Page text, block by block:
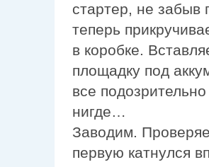
стартер, не забыв
теперь
в коробке.
площадку под
все
нигде…
Заводим.
первую катнулся